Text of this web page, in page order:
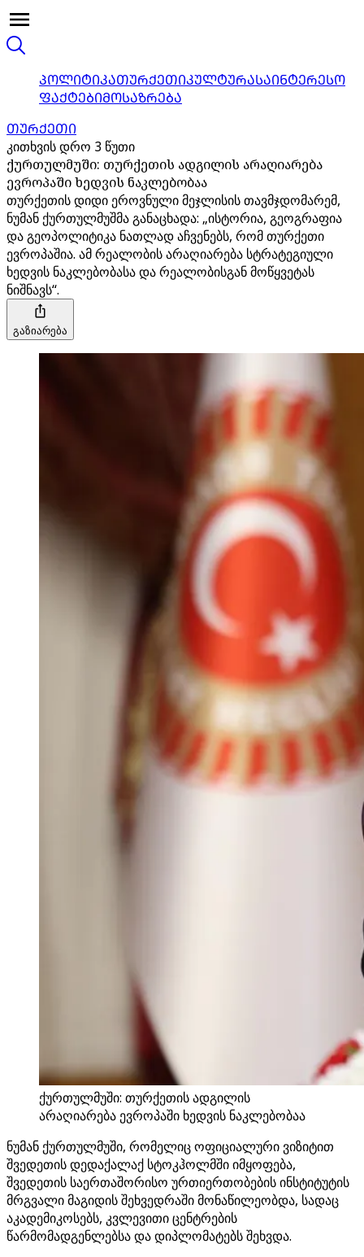
ᲞᲝᲚᲘᲢᲘᲙᲐᲗᲣᲠᲥᲔᲗᲘᲙᲣᲚᲢᲣᲠᲐᲡᲐᲘᲜᲢᲔᲠᲔᲡᲝ
ᲤᲐᲥᲢᲔᲑᲘᲛᲝᲡᲐᲖᲠᲔᲑᲐ
ᲗᲣᲠᲥᲔᲗᲘ
კითხვის დრო 3 წუთი
ქურთულმუში: თურქეთის ადგილის არაღიარება
ევროპაში ხედვის ნაკლებობაა
თურქეთის დიდი ეროვნული მეჯლისის თავმჯდომარემ,
ნუმან ქურთულმუშმა განაცხადა: „ისტორია, გეოგრაფია
და გეოპოლიტიკა ნათლად აჩვენებს, რომ თურქეთი
ევროპაშია. ამ რეალობის არაღიარება სტრატეგიული
ხედვის ნაკლებობასა და რეალობისგან მოწყვეტას
ნიშნავს“.
გაზიარება
ქურთულმუში: თურქეთის ადგილის
არაღიარება ევროპაში ხედვის ნაკლებობაა
ნუმან ქურთულმუში, რომელიც ოფიციალური ვიზიტით
შვედეთის დედაქალაქ სტოკჰოლმში იმყოფება,
შვედეთის საერთაშორისო ურთიერთობების ინსტიტუტის
მრგვალი მაგიდის შეხვედრაში მონაწილეობდა, სადაც
აკადემიკოსებს, კვლევითი ცენტრების
წარმომადგენლებსა და დიპლომატებს შეხვდა.